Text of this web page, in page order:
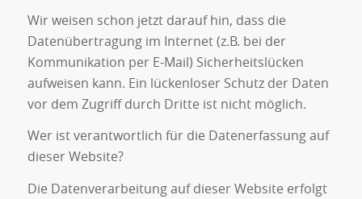
Wir weisen schon jetzt darauf hin, dass die
Datenübertragung im Internet (z.B. bei der
Kommunikation per E-Mail) Sicherheitslücken
aufweisen kann. Ein lückenloser Schutz der Daten
vor dem Zugriff durch Dritte ist nicht möglich.
Wer ist verantwortlich für die Datenerfassung auf
dieser Website?
Die Datenverarbeitung auf dieser Website erfolgt